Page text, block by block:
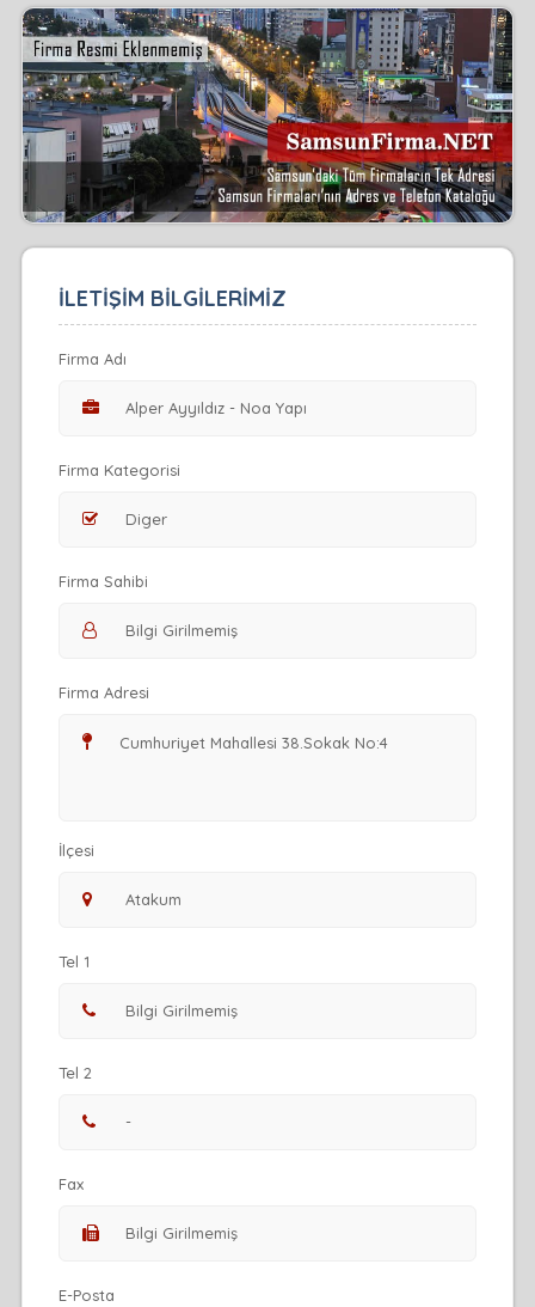
İLETİŞİM BİLGİLERİMİZ
Firma Adı
Firma Kategorisi
Firma Sahibi
Firma Adresi
İlçesi
Tel 1
Tel 2
Fax
E-Posta